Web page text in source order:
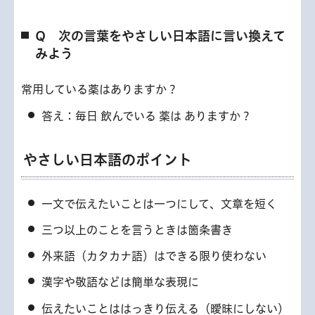
Q 次の言葉をやさしい日本語に言い換えて
みよう
常用している薬はありますか？
答え：毎日 飲んでいる 薬は ありますか？
やさしい日本語のポイント
一文で伝えたいことは一つにして、文章を短く
三つ以上のことを言うときは箇条書き
外来語（カタカナ語）はできる限り使わない
漢字や敬語などは簡単な表現に
伝えたいことははっきり伝える（曖昧にしない）